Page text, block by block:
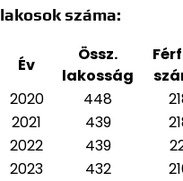
lakosok száma:
Év
Össz.
lakosság
2020
448
2021
439
2022
439
2023
432